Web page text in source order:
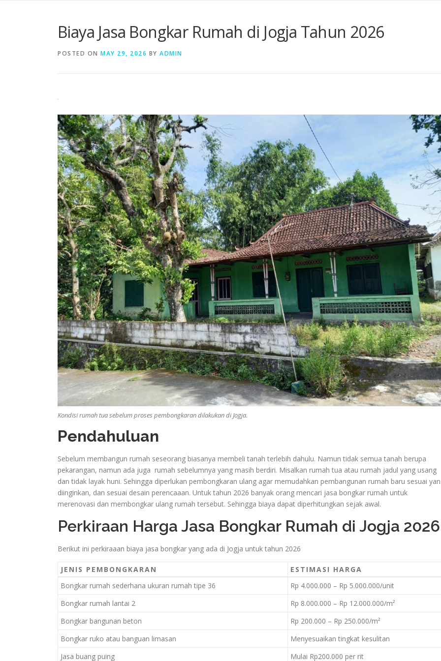
Biaya Jasa Bongkar Rumah di Jogja Tahun 2026
POSTED ON MAY 29, 2026 BY ADMIN
Kondisi rumah tua sebelum proses pembongkaran dilakukan di Jogja.
Pendahuluan
Sebelum membangun rumah seseorang biasanya membeli tanah terlebih dahulu. Namun tidak semua tanah berupa
pekarangan, namun ada juga rumah sebelumnya yang masih berdiri. Misalkan rumah tua atau rumah jadul yang usang
dan tidak layak huni. Sehingga diperlukan pembongkaran ulang agar memudahkan pembangunan rumah baru sesuai
diinginkan, dan sesuai desain perencaaan. Untuk tahun 2026 banyak orang mencari jasa bongkar rumah untuk
merenovasi dan membongkar ulang rumah tersebut. Sehingga biaya dapat diperhitungkan sejak awal.
Perkiraan Harga Jasa Bongkar Rumah di Jogja 2026
Berikut ini perkiraaan biaya jasa bongkar yang ada di Jogja untuk tahun 2026
JENIS PEMBONGKARAN
ESTIMASI HARGA
Bongkar rumah sederhana ukuran rumah tipe 36
Rp 4.000.000 – Rp 5.000.000/unit
Bongkar rumah lantai 2
Rp 8.000.000 – Rp 12.000.000/m²
Bongkar bangunan beton
Rp 200.000 – Rp 250.000/m²
Bongkar ruko atau banguan limasan
Menyesuaikan tingkat kesulitan
Jasa buang puing
Mulai Rp200.000 per rit